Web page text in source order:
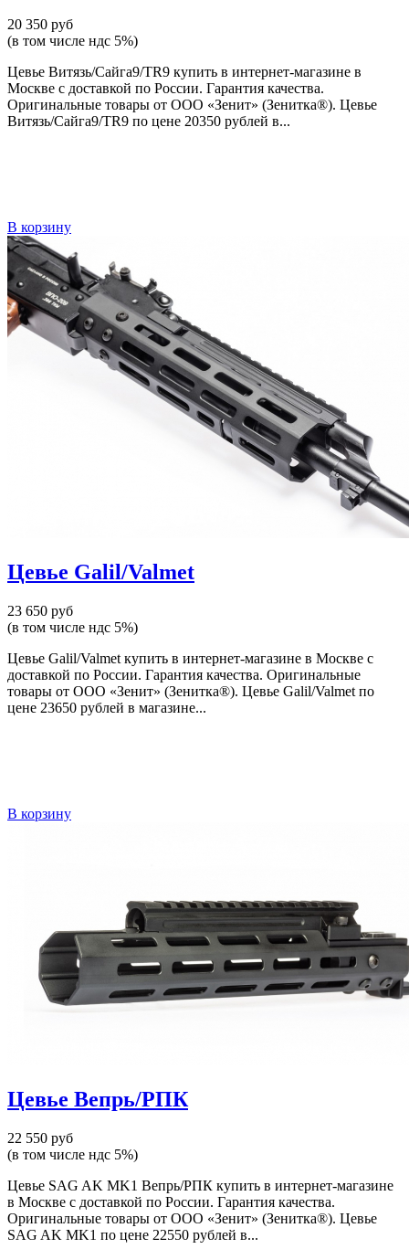
20 350 руб
(в том числе ндс 5%)
Цевье Витязь/Сайга9/TR9 купить в интернет-магазине в
Москве с доставкой по России. Гарантия качества.
Оригинальные товары от ООО «Зенит» (Зенитка®). Цевье
Витязь/Сайга9/TR9 по цене 20350 рублей в...
В корзину
Цевье Galil/Valmet
23 650 руб
(в том числе ндс 5%)
Цевье Galil/Valmet купить в интернет-магазине в Москве с
доставкой по России. Гарантия качества. Оригинальные
товары от ООО «Зенит» (Зенитка®). Цевье Galil/Valmet по
цене 23650 рублей в магазине...
В корзину
Цевье Вепрь/РПК
22 550 руб
(в том числе ндс 5%)
Цевье SAG AK MK1 Вепрь/РПК купить в интернет-магазине
в Москве с доставкой по России. Гарантия качества.
Оригинальные товары от ООО «Зенит» (Зенитка®). Цевье
SAG AK MK1 по цене 22550 рублей в...